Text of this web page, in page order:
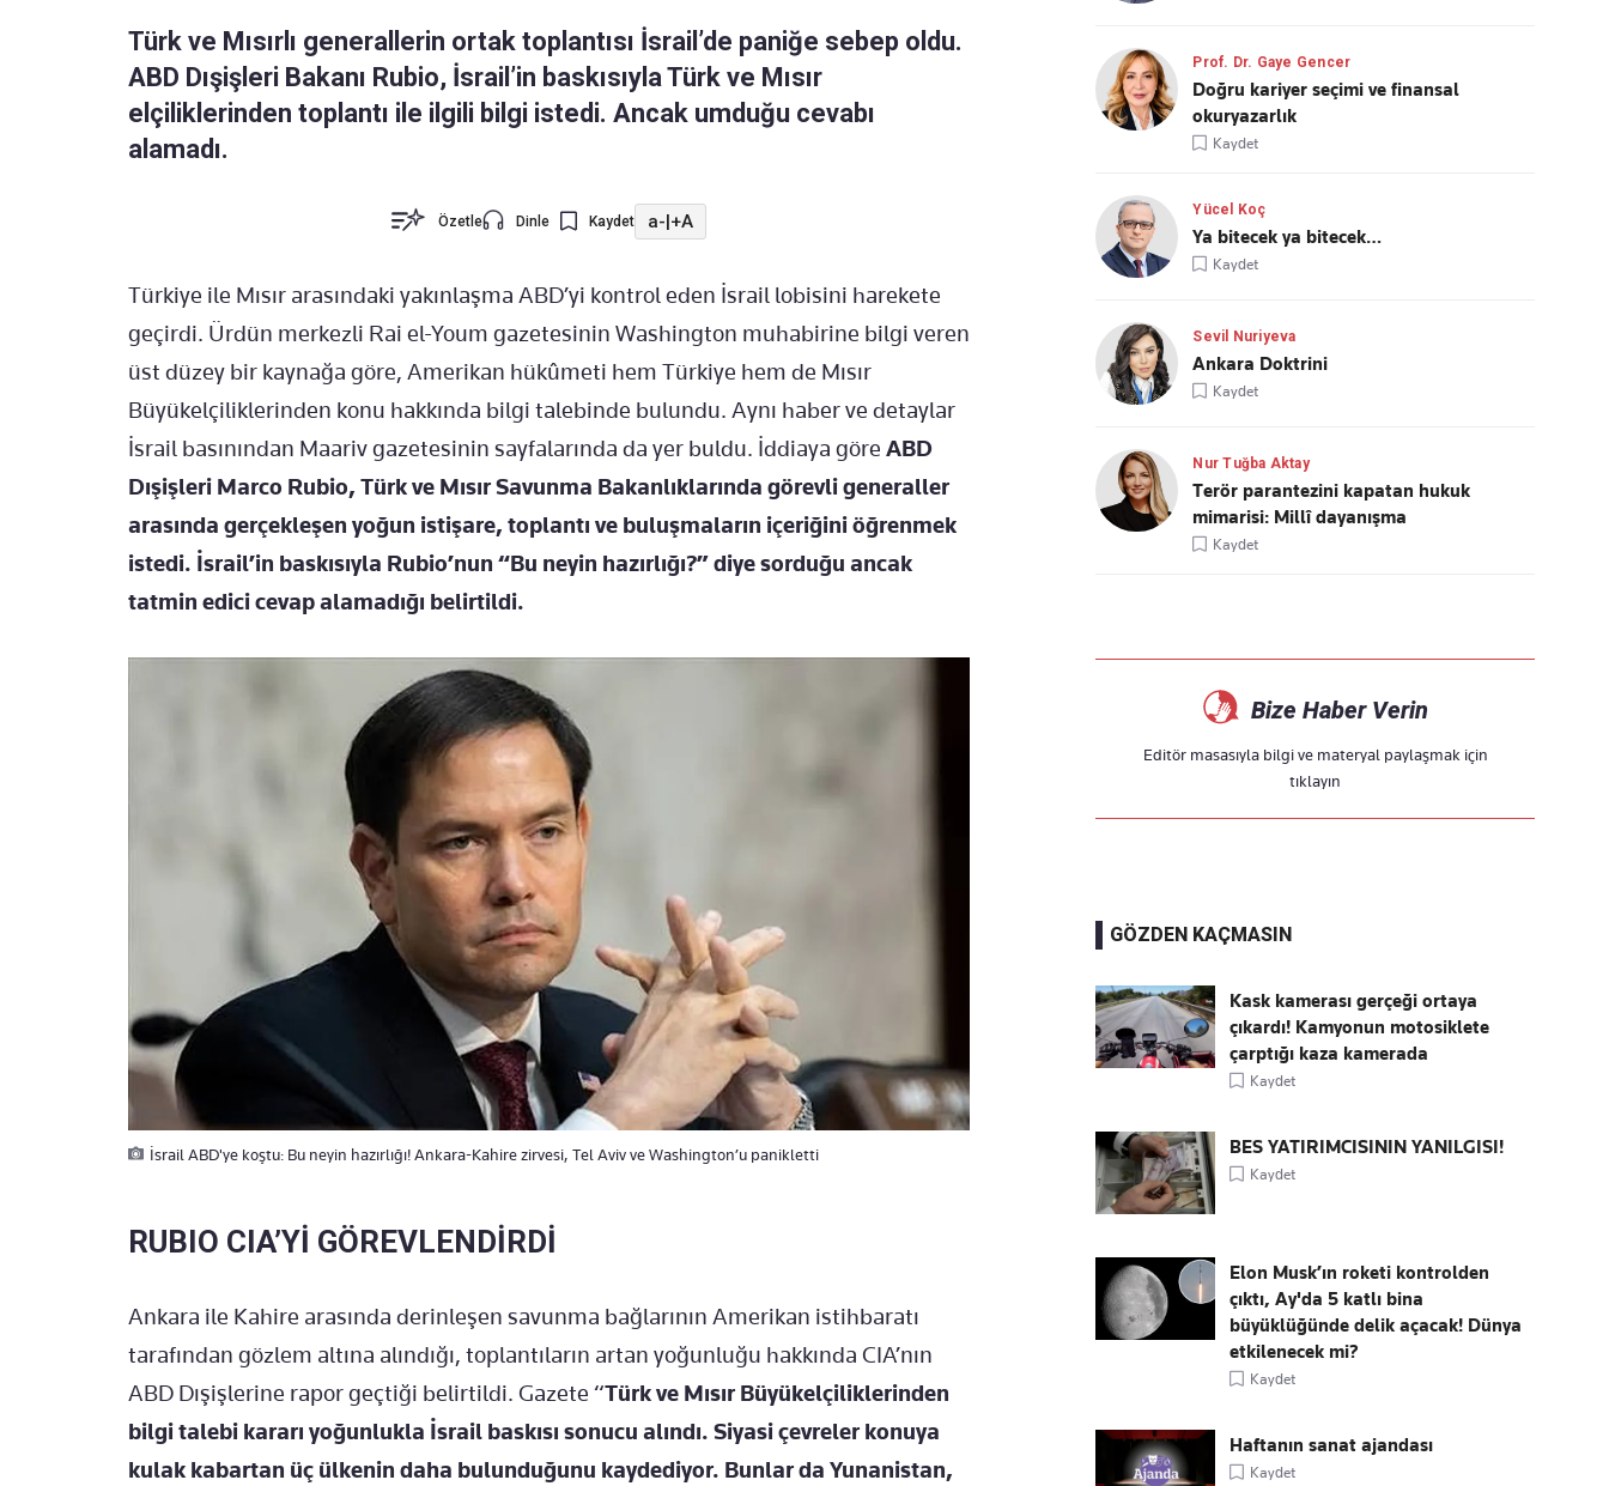
Türk ve Mısırlı generallerin ortak toplantısı İsrail’de paniğe sebep oldu.
ABD Dışişleri Bakanı Rubio, İsrail’in baskısıyla Türk ve Mısır
elçiliklerinden toplantı ile ilgili bilgi istedi. Ancak umduğu cevabı
alamadı.
Özetle Dinle Kaydet a-|+A
Türkiye ile Mısır arasındaki yakınlaşma ABD’yi kontrol eden İsrail lobisini harekete
geçirdi. Ürdün merkezli Rai el-Youm gazetesinin Washington muhabirine bilgi veren
üst düzey bir kaynağa göre, Amerikan hükûmeti hem Türkiye hem de Mısır
Büyükelçiliklerinden konu hakkında bilgi talebinde bulundu. Aynı haber ve detaylar
İsrail basınından Maariv gazetesinin sayfalarında da yer buldu. İddiaya göre ABD
Dışişleri Marco Rubio, Türk ve Mısır Savunma Bakanlıklarında görevli generaller
arasında gerçekleşen yoğun istişare, toplantı ve buluşmaların içeriğini öğrenmek
istedi. İsrail’in baskısıyla Rubio’nun “Bu neyin hazırlığı?” diye sorduğu ancak
tatmin edici cevap alamadığı belirtildi.
İsrail ABD'ye koştu: Bu neyin hazırlığı! Ankara-Kahire zirvesi, Tel Aviv ve Washington’u panikletti
RUBIO CIA’Yİ GÖREVLENDİRDİ
Ankara ile Kahire arasında derinleşen savunma bağlarının Amerikan istihbaratı
tarafından gözlem altına alındığı, toplantıların artan yoğunluğu hakkında CIA’nın
ABD Dışişlerine rapor geçtiği belirtildi. Gazete “Türk ve Mısır Büyükelçiliklerinden
bilgi talebi kararı yoğunlukla İsrail baskısı sonucu alındı. Siyasi çevreler konuya
kulak kabartan üç ülkenin daha bulunduğunu kaydediyor. Bunlar da Yunanistan,
Prof. Dr. Gaye Gencer
Doğru kariyer seçimi ve finansal
okuryazarlık
Kaydet
Yücel Koç
Ya bitecek ya bitecek…
Kaydet
Sevil Nuriyeva
Ankara Doktrini
Kaydet
Nur Tuğba Aktay
Terör parantezini kapatan hukuk
mimarisi: Millî dayanışma
Kaydet
Bize Haber Verin
Editör masasıyla bilgi ve materyal paylaşmak için
tıklayın
GÖZDEN KAÇMASIN
Kask kamerası gerçeği ortaya
çıkardı! Kamyonun motosiklete
çarptığı kaza kamerada
Kaydet
BES YATIRIMCISININ YANILGISI!
Kaydet
Elon Musk’ın roketi kontrolden
çıktı, Ay'da 5 katlı bina
büyüklüğünde delik açacak! Dünya
etkilenecek mi?
Kaydet
Haftanın sanat ajandası
Kaydet